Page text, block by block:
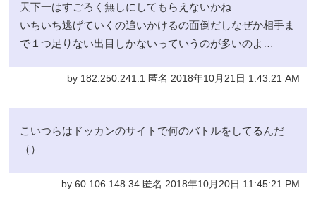
天下一はすごろく無しにしてもらえないかね
いちいち逃げていくの追いかけるの面倒だしなぜか相手ま
で１つ足りない出目しかないっていうのが多いのよ…
by 182.250.241.1 匿名 2018年10月21日 1:43:21 AM
こいつらはドッカンのサイトで何のバトルをしてるんだ
（）
by 60.106.148.34 匿名 2018年10月20日 11:45:21 PM